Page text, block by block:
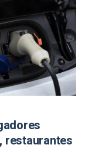
restaurantes